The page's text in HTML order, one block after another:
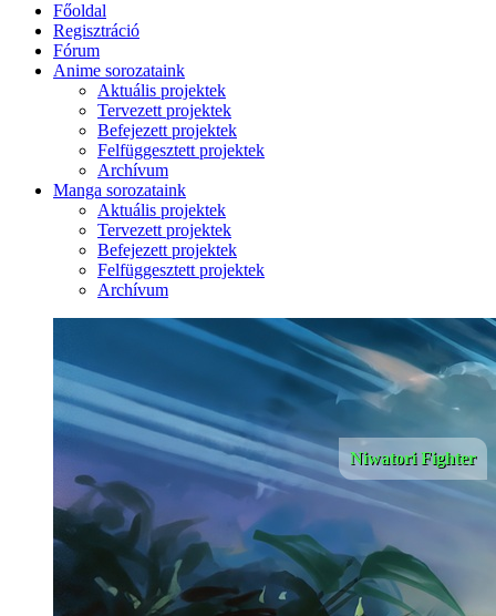
Főoldal
Regisztráció
Fórum
Anime sorozataink
Aktuális projektek
Tervezett projektek
Befejezett projektek
Felfüggesztett projektek
Archívum
Manga sorozataink
Aktuális projektek
Tervezett projektek
Befejezett projektek
Felfüggesztett projektek
Archívum
Niwatori Fighter